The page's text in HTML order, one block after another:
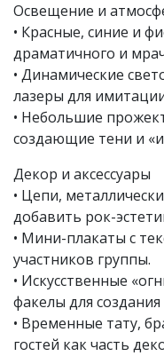
Освещение и
• Красные, синие и
драматичного и
• Динамические
лазеры для
• Небольшие
создающие тени и
Декор и аксессуары
• Цепи,
добавить рок-
• Мини-плакаты с
участников группы.
• Искусственные
факелы для
• Временные тату,
гостей как часть